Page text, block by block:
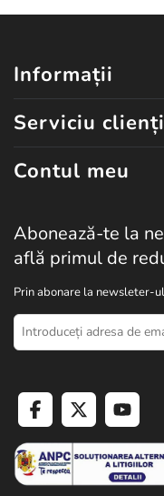
3.Instalare:Intindeti stofa
asigurati-va ca este bine
4. Fixare:Fixati stofa cu
dispozitive de prindere,
5. Plantare: Taiati orificii
Informații
Serviciu clienți
Contul meu
Abonează-te la
află primul de
Prin abonare la newsleter-